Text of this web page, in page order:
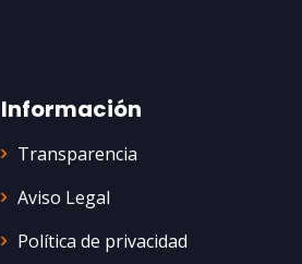
Información
Transparencia
Aviso Legal
Política de privacidad